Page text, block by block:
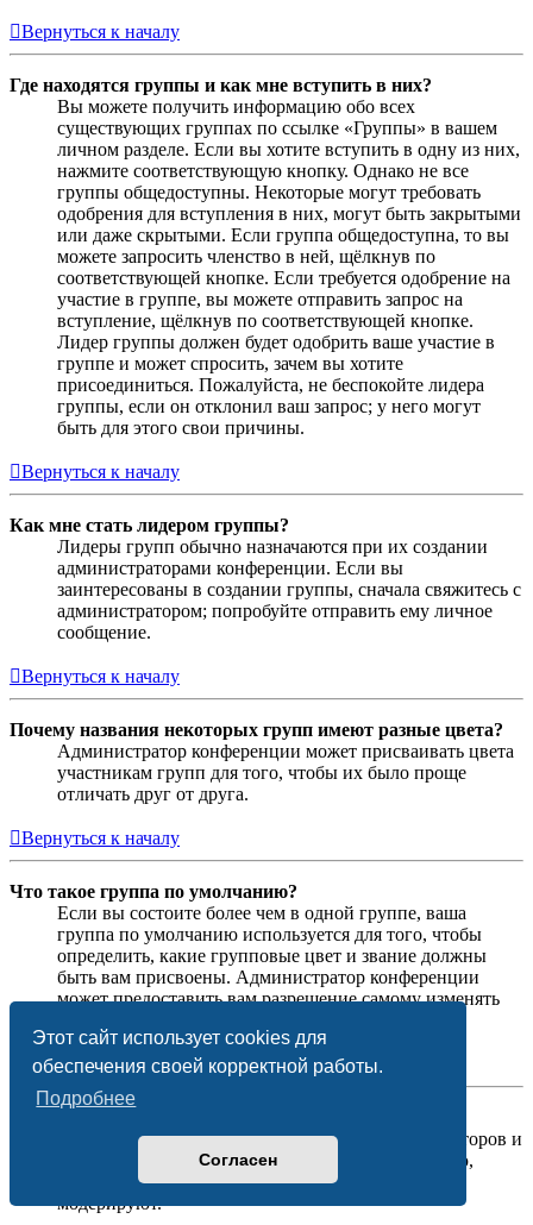
Этот сайт использует cookies для
обеспечения своей корректной работы.
Подробнее
Согласен
Вернуться к началу
Где находятся группы и как мне вступить в них?
Вы можете получить информацию обо всех
существующих группах по ссылке «Группы» в вашем
личном разделе. Если вы хотите вступить в одну из них,
нажмите соответствующую кнопку. Однако не все
группы общедоступны. Некоторые могут требовать
одобрения для вступления в них, могут быть закрытыми
или даже скрытыми. Если группа общедоступна, то вы
можете запросить членство в ней, щёлкнув по
соответствующей кнопке. Если требуется одобрение на
участие в группе, вы можете отправить запрос на
вступление, щёлкнув по соответствующей кнопке.
Лидер группы должен будет одобрить ваше участие в
группе и может спросить, зачем вы хотите
присоединиться. Пожалуйста, не беспокойте лидера
группы, если он отклонил ваш запрос; у него могут
быть для этого свои причины.
Вернуться к началу
Как мне стать лидером группы?
Лидеры групп обычно назначаются при их создании
администраторами конференции. Если вы
заинтересованы в создании группы, сначала свяжитесь с
администратором; попробуйте отправить ему личное
сообщение.
Вернуться к началу
Почему названия некоторых групп имеют разные цвета?
Администратор конференции может присваивать цвета
участникам групп для того, чтобы их было проще
отличать друг от друга.
Вернуться к началу
Что такое группа по умолчанию?
Если вы состоите более чем в одной группе, ваша
группа по умолчанию используется для того, чтобы
определить, какие групповые цвет и звание должны
быть вам присвоены. Администратор конференции
может предоставить вам разрешение самому изменять
Вернуться к началу
На этой странице вы найдёте список администраторов и
модераторов конференции и другую информацию,
такую как сведения о форумах, которые они
модерируют.